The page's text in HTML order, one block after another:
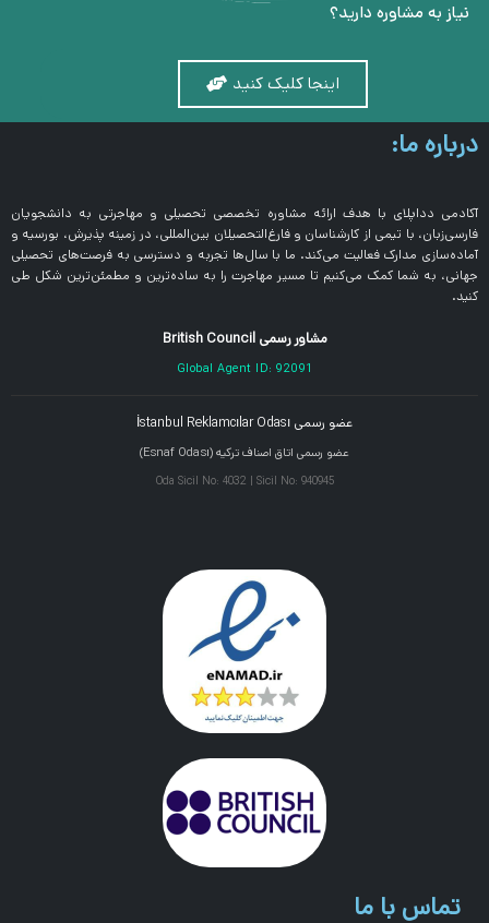
نیاز به مشاوره دارید؟
اینجا کلیک کنید
درباره ما:
آکادمی دداپلای با هدف ارائه مشاوره تخصصی تحصیلی و مهاجرتی به دانشجویان
فارسی‌زبان، با تیمی از کارشناسان و فارغ‌التحصیلان بین‌المللی، در زمینه پذیرش، بورسیه و
آماده‌سازی مدارک فعالیت می‌کند. ما با سال‌ها تجربه و دسترسی به فرصت‌های تحصیلی
جهانی، به شما کمک می‌کنیم تا مسیر مهاجرت را به ساده‌ترین و مطمئن‌ترین شکل طی
کنید.
مشاور رسمی British Council
Global Agent ID: 92091
عضو رسمی İstanbul Reklamcılar Odası
عضو رسمی اتاق اصناف ترکیه (Esnaf Odası)
Oda Sicil No: 4032 | Sicil No: 940945
تماس با ما